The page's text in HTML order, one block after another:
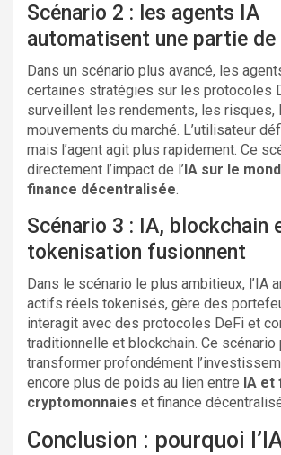
Scénario 2 : les agents IA
automatisent une partie de
Dans un scénario plus avancé, les
certaines stratégies sur les protocoles
surveillent les rendements, les
mouvements du marché. L’utilisateur
mais l’agent agit plus rapidement. Ce
directement l’impact de l’ IA sur le
finance décentralisée.
Scénario 3 : IA, blockchain
tokenisation fusionnent
Dans le scénario le plus ambitieux, l’IA
actifs réels tokenisés, gère des
interagit avec des protocoles DeFi et
traditionnelle et blockchain. Ce scénario
transformer profondément
encore plus de poids au lien entre IA et
cryptomonnaies et finance
Conclusion : pourquoi